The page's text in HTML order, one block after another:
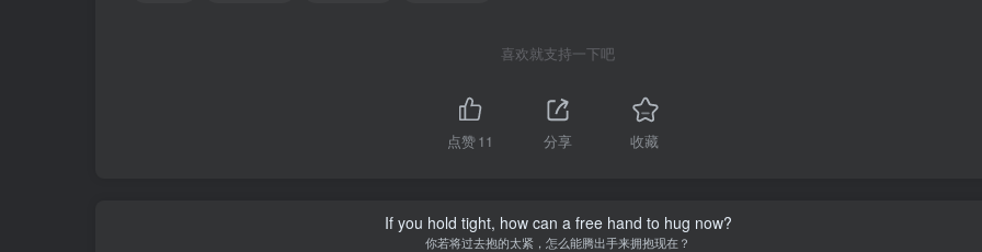
喜欢就支持一下吧
点赞11 分享 收藏
If you hold tight, how can a free hand to hug now?
你若将过去抱的太紧，怎么能腾出手来拥抱现在？